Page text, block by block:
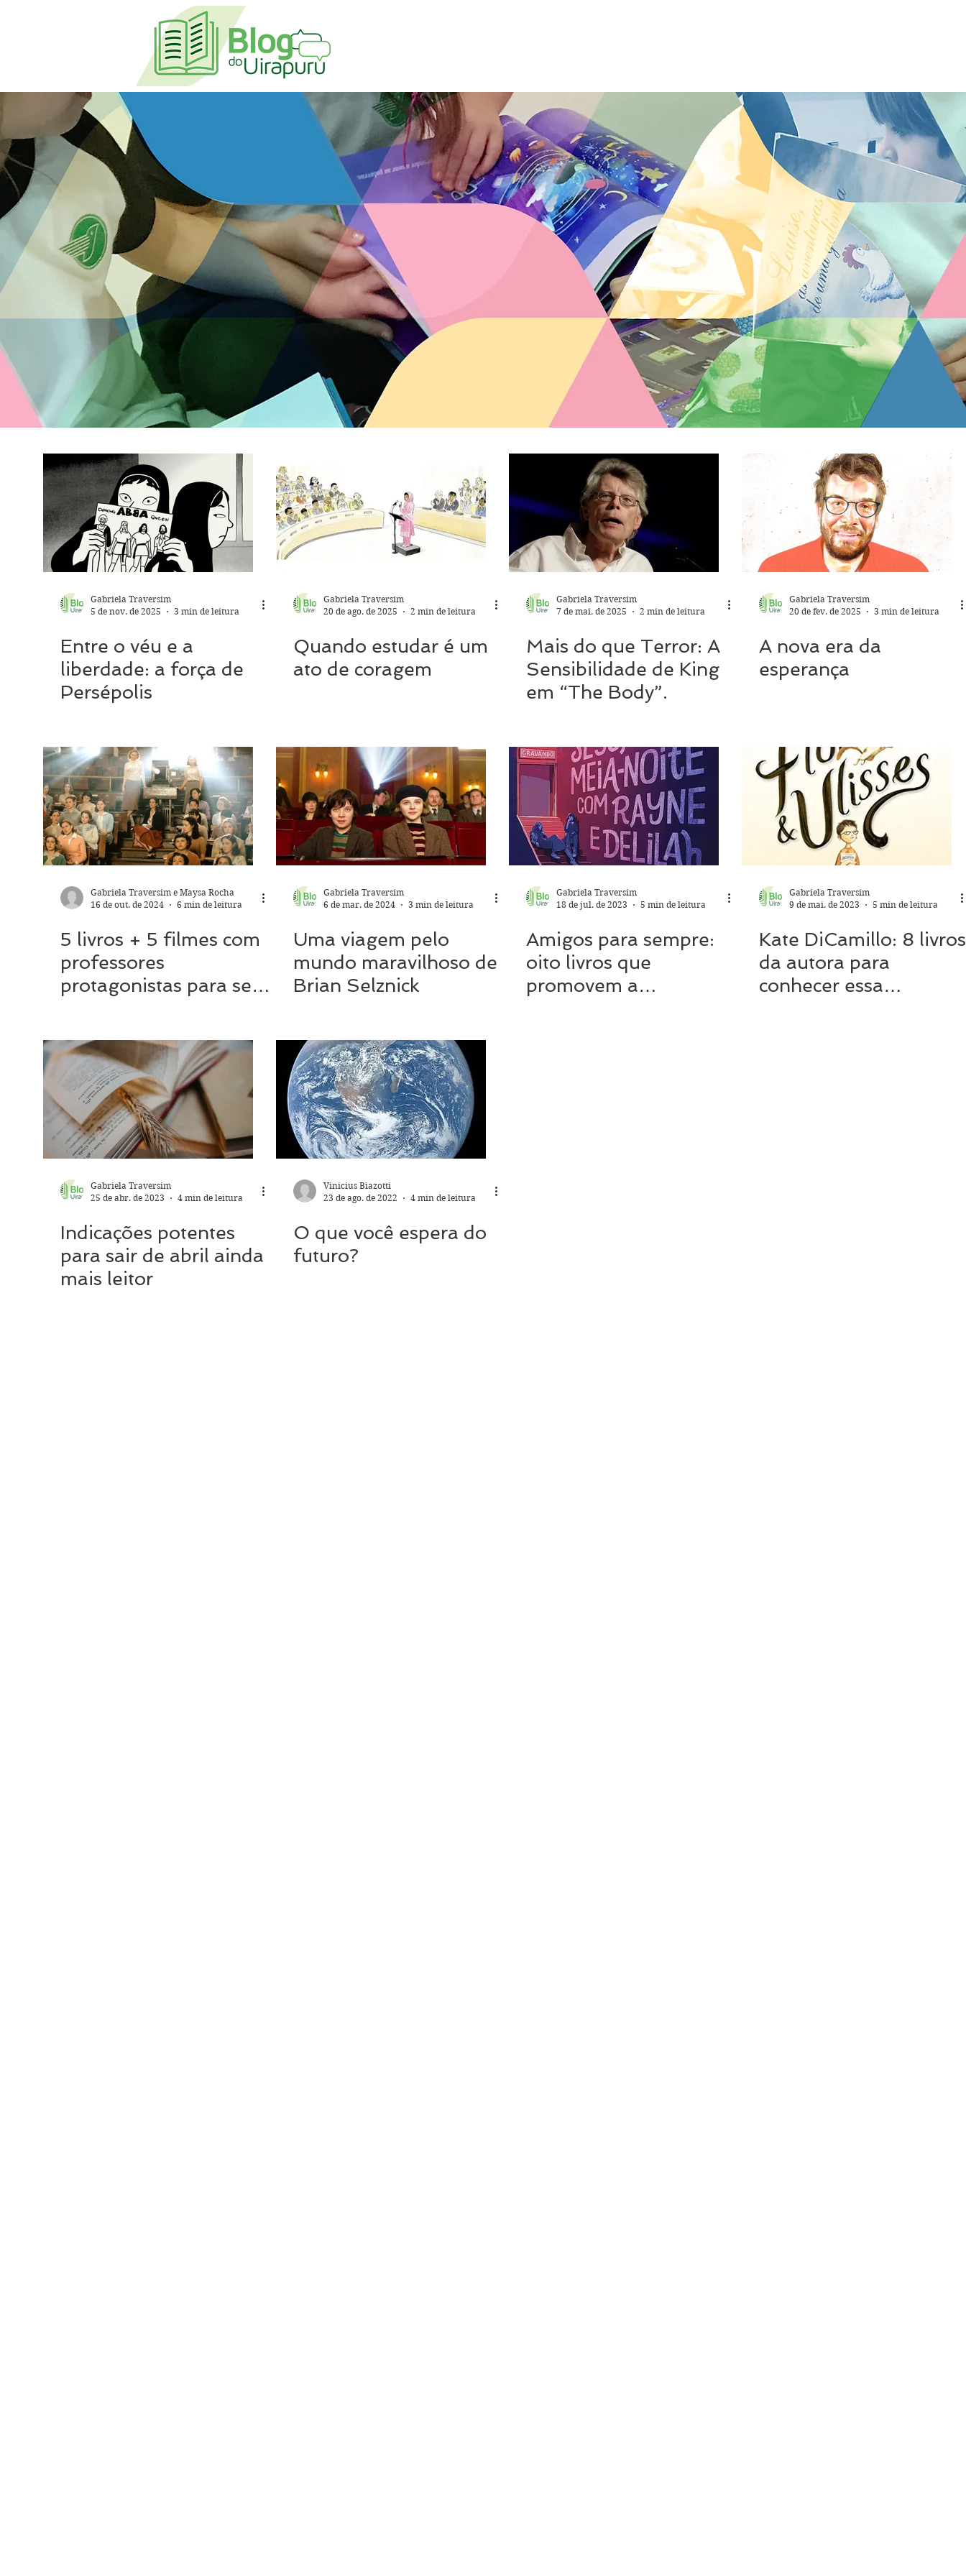
Gabriela Traversim
5 de nov. de 2025
3 min de leitura
Entre o véu e a
liberdade: a força de
Persépolis
Gabriela Traversim
20 de ago. de 2025
2 min de leitura
Quando estudar é um
ato de coragem
Gabriela Traversim
7 de mai. de 2025
2 min de leitura
Mais do que Terror: A
Sensibilidade de King
em “The Body”.
Gabriela Traversim
20 de fev. de 2025
3 min de leitura
A nova era da
esperança
Gabriela Traversim e Maysa Rocha
16 de out. de 2024
6 min de leitura
5 livros + 5 filmes com
professores
protagonistas para se
Gabriela Traversim
6 de mar. de 2024
3 min de leitura
Uma viagem pelo
mundo maravilhoso de
Brian Selznick
Gabriela Traversim
18 de jul. de 2023
5 min de leitura
Amigos para sempre:
oito livros que
promovem a
Gabriela Traversim
9 de mai. de 2023
5 min de leitura
Kate DiCamillo: 8 livros
da autora para
conhecer essa
Gabriela Traversim
25 de abr. de 2023
4 min de leitura
Indicações potentes
para sair de abril ainda
mais leitor
Vinicius Biazotti
23 de ago. de 2022
4 min de leitura
O que você espera do
futuro?